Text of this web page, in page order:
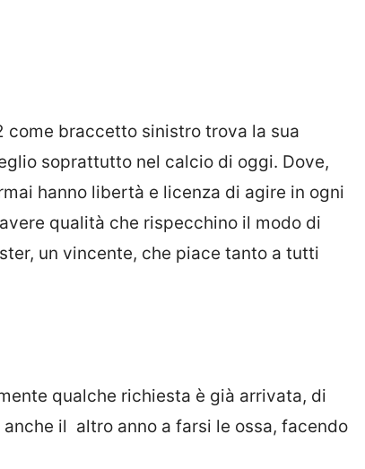
come braccetto sinistro trova la sua
soprattutto nel calcio di oggi. Dove,
hanno libertà e licenza di agire in ogni
qualità che rispecchino il modo di
un vincente, che piace tanto a tutti
qualche richiesta è già arrivata, di
il altro anno a farsi le ossa, facendo